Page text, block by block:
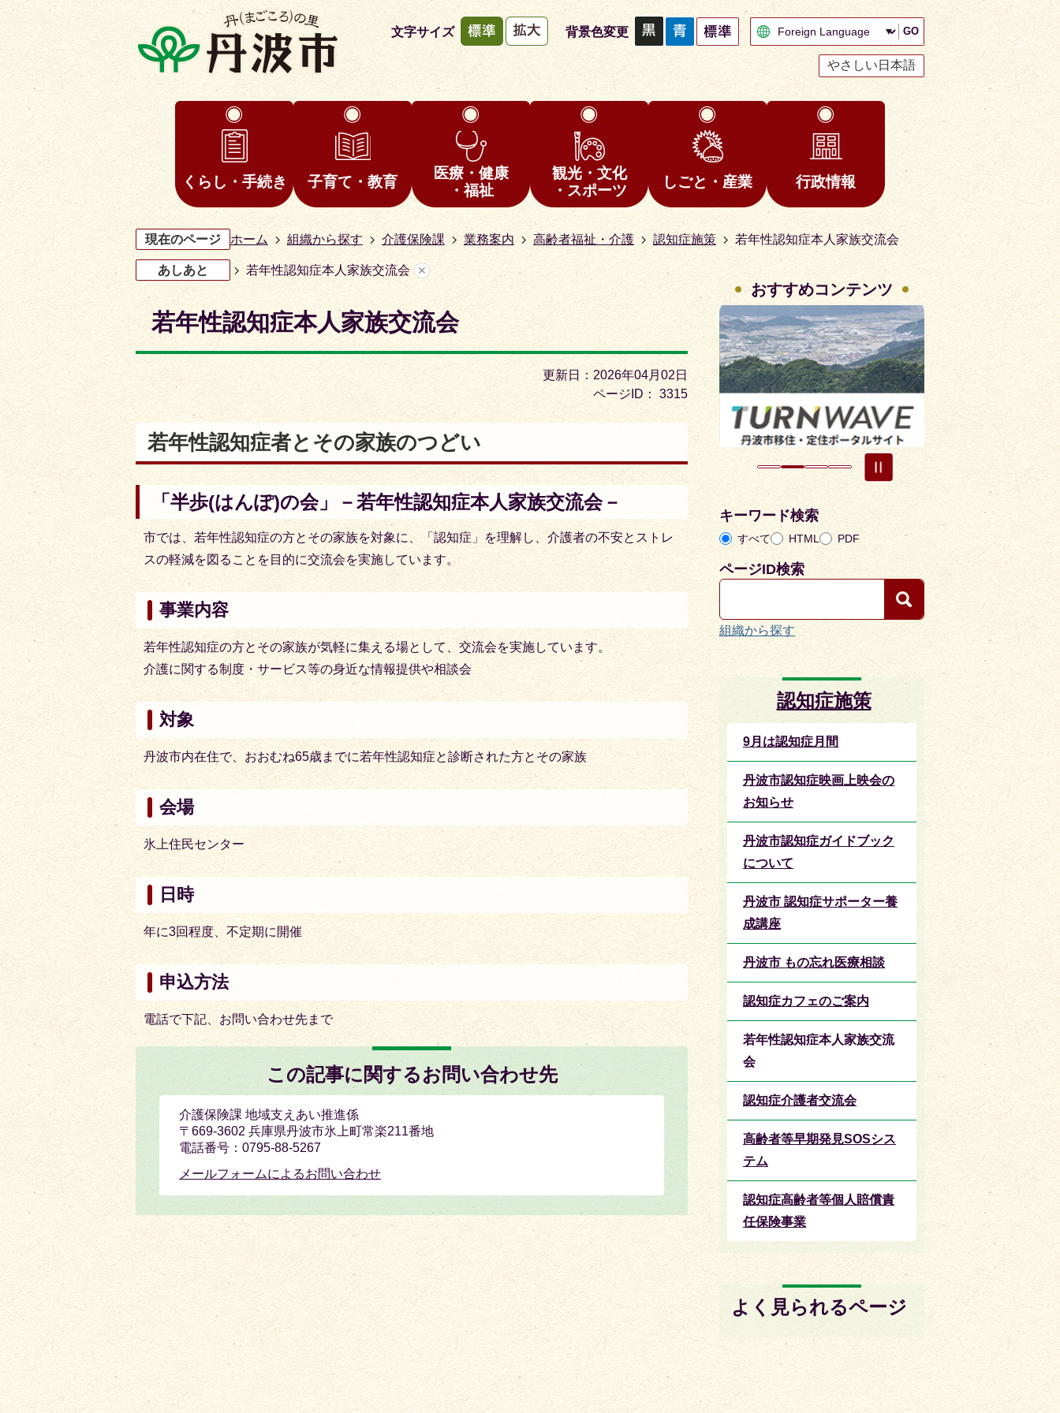
文字サイズ 背景色変更 GO
やさしい日本語
くらし・手続き 子育て・教育
医療・健康
・福祉
観光・文化
・スポーツ
しごと・産業 行政情報
現在のページ ホーム 組織から探す 介護保険課 業務案内 高齢者福祉・介護 認知症施策 若年性認知症本人家族交流会
あしあと 若年性認知症本人家族交流会
若年性認知症本人家族交流会
更新日：2026年04月02日
ページID：
3315
若年性認知症者とその家族のつどい
「半歩(はんぽ)の会」－若年性認知症本人家族交流会－
市では、若年性認知症の方とその家族を対象に、「認知症」を理解し、介護者の不安とストレ
スの軽減を図ることを目的に交流会を実施しています。
事業内容
若年性認知症の方とその家族が気軽に集える場として、交流会を実施しています。
介護に関する制度・サービス等の身近な情報提供や相談会
対象
丹波市内在住で、おおむね65歳までに若年性認知症と診断された方とその家族
会場
氷上住民センター
日時
年に3回程度、不定期に開催
申込方法
電話で下記、お問い合わせ先まで
この記事に関するお問い合わせ先
介護保険課 地域支えあい推進係
〒669-3602 兵庫県丹波市氷上町常楽211番地
電話番号：0795-88-5267
メールフォームによるお問い合わせ
おすすめコンテンツ
目
ラ
4
枚
目
ス
ラ
イ
1
枚
ラ
2
枚
目
の
イ
ド
枚
目
の
イ
キーワード検索
すべて HTML PDF
ページID検索
組織から探す
認知症施策
9月は認知症月間
丹波市認知症映画上映会の
お知らせ
丹波市認知症ガイドブック
について
丹波市 認知症サポーター養
成講座
丹波市 もの忘れ医療相談
認知症カフェのご案内
若年性認知症本人家族交流
会
認知症介護者交流会
高齢者等早期発見SOSシス
テム
認知症高齢者等個人賠償責
任保険事業
よく見られるページ